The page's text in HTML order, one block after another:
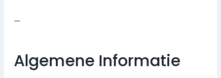
—
Algemene Informatie